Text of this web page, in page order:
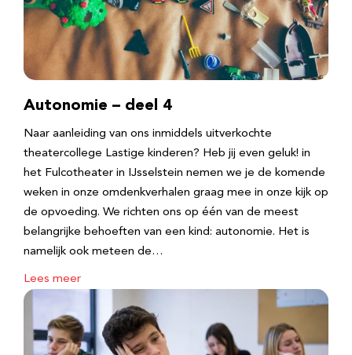
Autonomie – deel 4
Naar aanleiding van ons inmiddels uitverkochte
theatercollege Lastige kinderen? Heb jij even geluk! in
het Fulcotheater in IJsselstein nemen we je de komende
weken in onze omdenkverhalen graag mee in onze kijk op
de opvoeding. We richten ons op één van de meest
belangrijke behoeften van een kind: autonomie. Het is
namelijk ook meteen de…
Lees meer